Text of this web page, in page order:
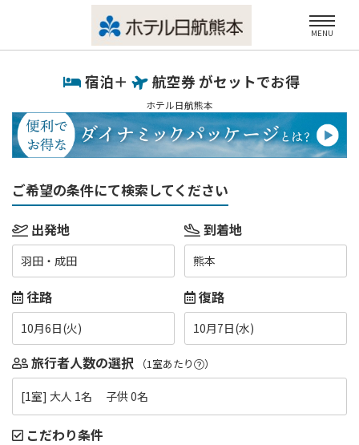
MENU
宿泊＋ 航空券 がセットでお得
ホテル日航熊本
ご希望の条件にて検索してください
出発地
羽田・成田
到着地
熊本
往路
10月6日(火)
復路
10月7日(水)
旅行者人数の選択 （1室あたり ）
[1室] 大人 1名 子供 0名
こだわり条件